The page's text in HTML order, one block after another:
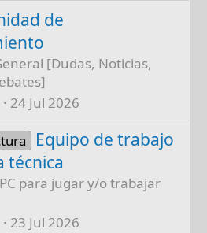
de
[Dudas, Noticias,
24 Jul 2026
Equipo de trabajo
técnica
para jugar y/o trabajar
23 Jul 2026